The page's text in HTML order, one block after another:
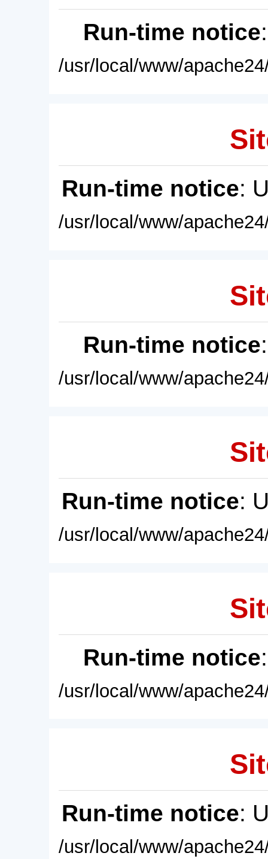
Run-time notice
/usr/local/www/
Run-time notice:
/usr/local/www/
Run-time notice
/usr/local/www/
Run-time notice:
/usr/local/www/
Run-time notice
/usr/local/www/
Run-time notice:
/usr/local/www/